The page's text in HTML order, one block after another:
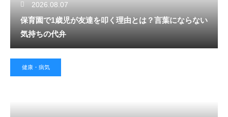
2026.08.07
保育園で1歳児が友達を叩く理由とは？言葉にならない
気持ちの代弁
健康・病気